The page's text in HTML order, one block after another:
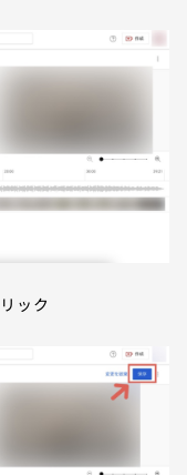
ック